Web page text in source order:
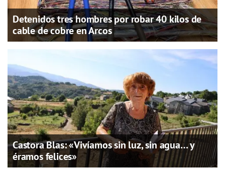
Detenidos tres hombres por robar 40 kilos de
cable de cobre en Arcos
Castora Blas: «Vivíamos sin luz, sin agua… y
éramos felices»